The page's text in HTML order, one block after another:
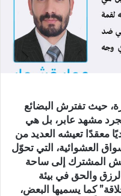
حيث تفترش البضائع
مشهد عابر، بل هي
معقدًا تعيشه العديد من
العشوائية، التي تحوّل
المشترك إلى ساحة
والحق في بيئة
كما يسميها البعض،